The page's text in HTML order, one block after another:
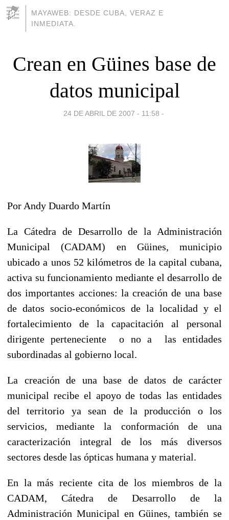
MAYAWEB: DESDE CUBA, VERAZ E
INMEDIATA.
Crean en Güines base de
datos municipal
24 DE ABRIL DE 2007 - 11:58 -
Por Andy Duardo Martín
La Cátedra de Desarrollo de la Administración
Municipal (CADAM) en Güines, municipio
ubicado a unos 52 kilómetros de la capital cubana,
activa su funcionamiento mediante el desarrollo de
dos importantes acciones: la creación de una base
de datos socio-económicos de la localidad y el
fortalecimiento de la capacitación al personal
dirigente perteneciente
o no a
las entidades
subordinadas al gobierno local.
La creación de una base de datos de carácter
municipal recibe el apoyo de todas las entidades
del territorio ya sean de la producción o los
servicios, mediante la conformación de una
caracterización integral de los más diversos
sectores desde las ópticas humana y material.
En la más reciente cita de los miembros de la
CADAM, Cátedra de Desarrollo de la
Administración Municipal en Güines, también se